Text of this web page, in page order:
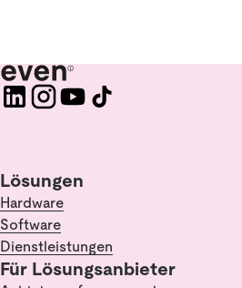
Lösungen
Hardware
Software
Dienstleistungen
Für Lösungsanbieter